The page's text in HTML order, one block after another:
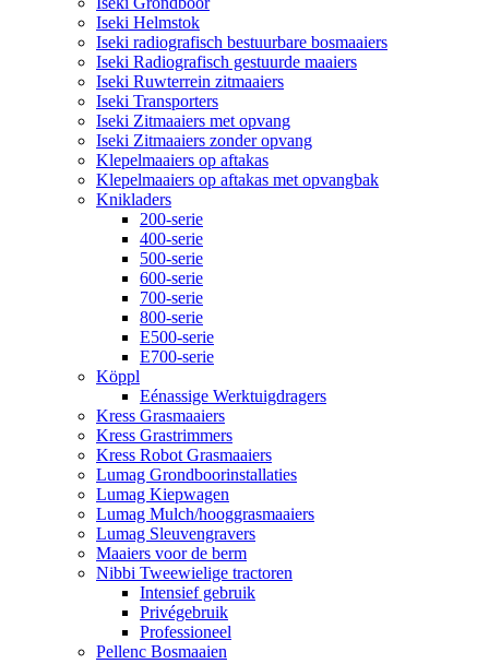
Iseki Helmstok
Iseki radiografisch bestuurbare bosmaaiers
Iseki Radiografisch gestuurde maaiers
Iseki Ruwterrein zitmaaiers
Iseki Transporters
Iseki Zitmaaiers met opvang
Iseki Zitmaaiers zonder opvang
Klepelmaaiers op aftakas
Klepelmaaiers op aftakas met opvangbak
Knikladers
200-serie
400-serie
500-serie
600-serie
700-serie
800-serie
E500-serie
E700-serie
Köppl
Eénassige Werktuigdragers
Kress Grasmaaiers
Kress Grastrimmers
Kress Robot Grasmaaiers
Lumag Grondboorinstallaties
Lumag Kiepwagen
Lumag Mulch/hooggrasmaaiers
Lumag Sleuvengravers
Maaiers voor de berm
Nibbi Tweewielige tractoren
Intensief gebruik
Privégebruik
Professioneel
Pellenc Bosmaaien